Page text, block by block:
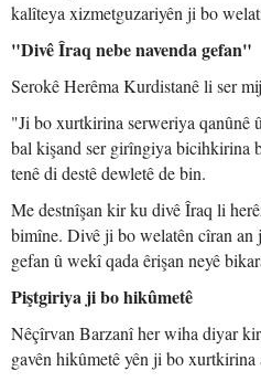
kalîteya xizmetguzariyên ji bo
"Divê Îraq nebe navenda gefan"
Serokê Herêma Kurdistanê li ser
"Ji bo xurtkirina serweriya qanûnê
bal kişand ser girîngiya bicihkirina
tenê di destê dewletê de bin.
Me destnîşan kir ku divê Îraq li
bimîne. Divê ji bo welatên cîran an
gefan û wekî qada êrişan neyê
Piştgiriya ji bo hikûmetê
Nêçîrvan Barzanî her wiha diyar
gavên hikûmetê yên ji bo xurtkirina